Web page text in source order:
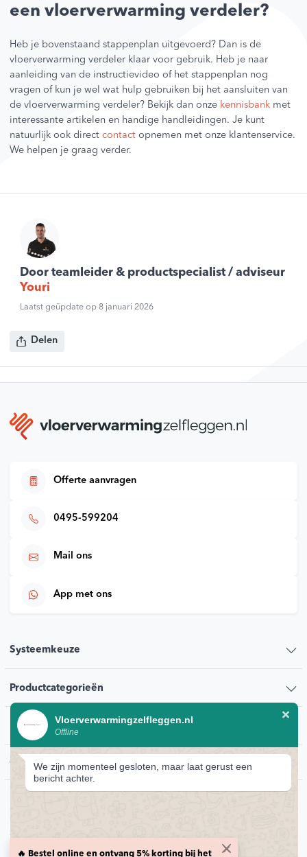
een vloerverwarming verdeler?
Heb je bovenstaand stappenplan uitgevoerd? Dan is de
vloerverwarming verdeler klaar voor gebruik. Heb je naar
aanleiding van de instructievideo of het stappenplan nog
vragen of kun je wel wat hulp gebruiken bij het aansluiten van
de vloerverwarming verdeler? Bekijk dan onze kennisbank met
interessante artikelen en handige handleidingen. Je kunt
natuurlijk ook directcontact opnemen met onze klantenservice.
We helpen je graag verder.
Door teamleider & productspecialist / adviseur
Youri
Laatst geüpdate op 8 januari 2026
Delen
Offerte aanvragen
0495-599204
Mail ons
App met ons
Systeemkeuze
Productcategorieën
Klantenservice
Contact
© 2026 Vloerverwarmingzelfleggen.nl Privacybeleid
🔥 Bestel online en ontvang 5% korting bij het
Vloerverwarmingzelfleggen.nl
Offline
We zijn momenteel gesloten, maar laat gerust een
bericht achter.